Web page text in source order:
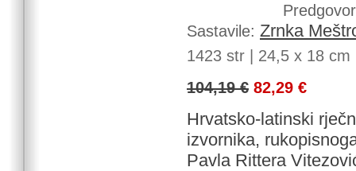
Sastavile: Zrnka
1423 str | 24,5 x 18 cm
104,19 € 82,29 €
Hrvatsko-latinski
izvornika,
Pavla Rittera